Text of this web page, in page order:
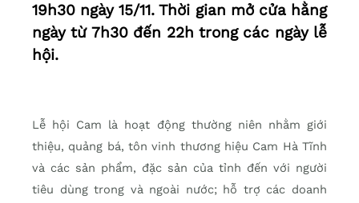
19h30 ngày 15/11. Thời gian mở cửa hằng
ngày từ 7h30 đến 22h trong các ngày lễ
hội.
Lễ hội Cam là hoạt động thường niên nhằm giới
thiệu, quảng bá, tôn vinh thương hiệu Cam Hà Tĩnh
và các sản phẩm, đặc sản của tỉnh đến với người
tiêu dùng trong và ngoài nước; hỗ trợ các doanh